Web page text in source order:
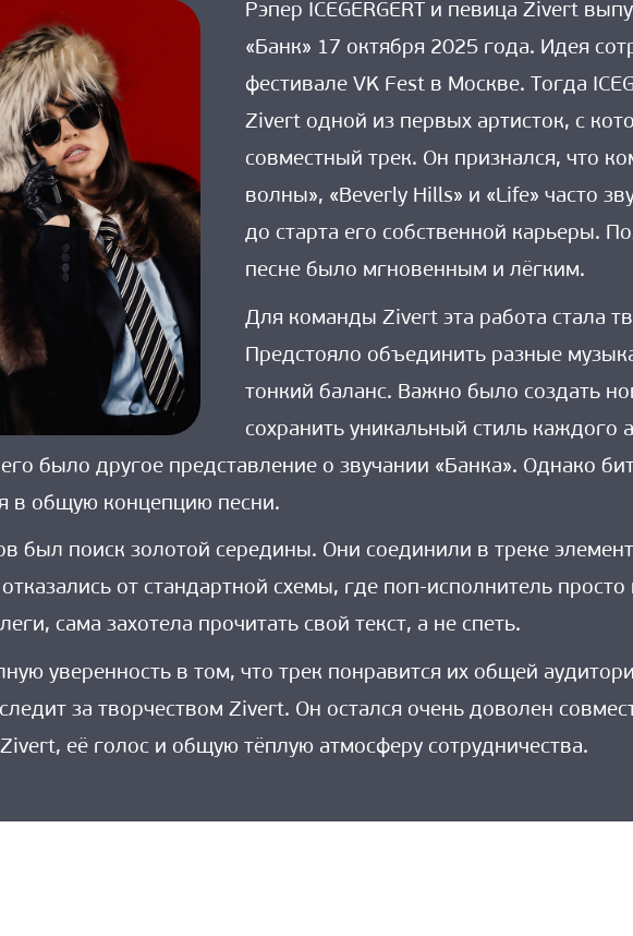
Рэпер ICEGERGERT и певица Zivert
«Банк» 17 октября 2025 года. Идея
фестивале VK Fest в Москве. Тогда
Zivert одной из первых артисток, с
совместный трек. Он признался, что
волны», «Beverly Hills» и «Life» часто
до старта его собственной карьеры.
песне было мгновенным и лёгким.
Для команды Zivert эта работа стала
Предстояло объединить разные
тонкий баланс. Важно было создать
сохранить уникальный стиль каждого
было другое представление о звучании «Банка». Однако
в общую концепцию песни.
был поиск золотой середины. Они соединили в треке
от стандартной схемы, где поп-исполнитель
сама захотела прочитать свой текст, а не спеть.
уверенность в том, что трек понравится их общей
за творчеством Zivert. Он остался очень доволен
её голос и общую тёплую атмосферу сотрудничества.